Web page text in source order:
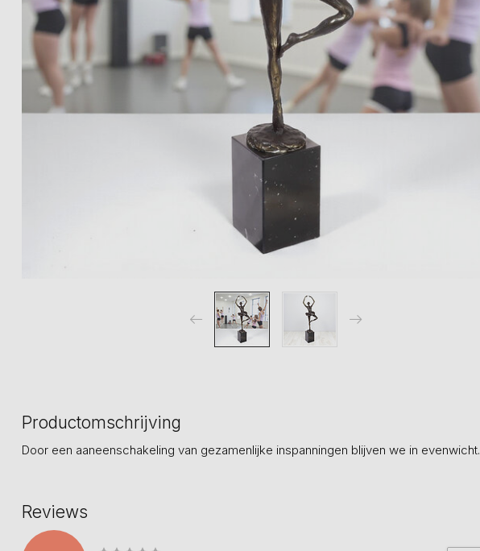
Productomschrijving
Door een aaneenschakeling van gezamenlijke inspanningen blijven we in evenwicht.
Reviews